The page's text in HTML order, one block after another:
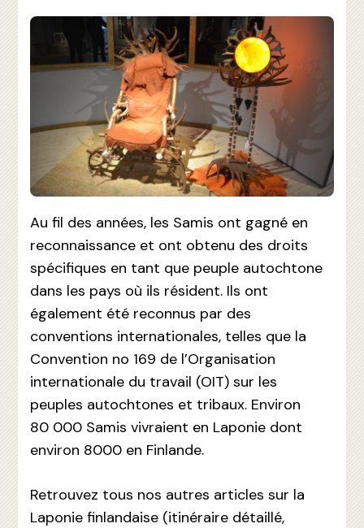
Au fil des années, les Samis ont gagné en
reconnaissance et ont obtenu des droits
spécifiques en tant que peuple autochtone
dans les pays où ils résident. Ils ont
également été reconnus par des
conventions internationales, telles que la
Convention no 169 de l’Organisation
internationale du travail (OIT) sur les
peuples autochtones et tribaux. Environ
80 000 Samis vivraient en Laponie dont
environ 8000 en Finlande.
Retrouvez tous nos autres articles sur la
Laponie finlandaise (itinéraire détaillé,